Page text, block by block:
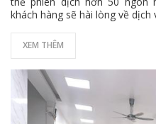
khách hàng sẽ hài lòng về
XEM THÊM